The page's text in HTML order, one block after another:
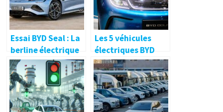
Essai BYD Seal : La
berline électrique
chinoise à la
conquête de
l’Europe
Les 5 véhicules
électriques BYD
pour la France